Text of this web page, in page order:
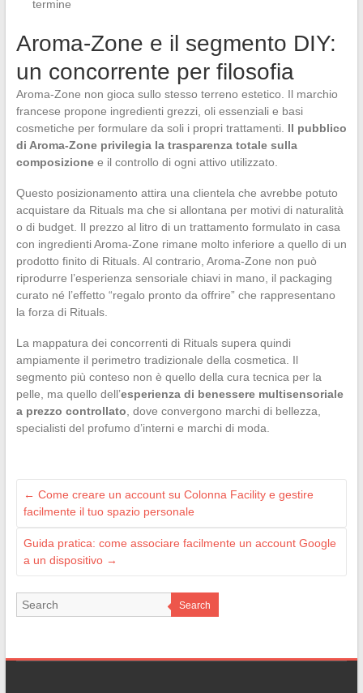
termine
Aroma-Zone e il segmento DIY:
un concorrente per filosofia
Aroma-Zone non gioca sullo stesso terreno estetico. Il marchio
francese propone ingredienti grezzi, oli essenziali e basi
cosmetiche per formulare da soli i propri trattamenti. Il pubblico
di Aroma-Zone privilegia la trasparenza totale sulla
composizionee il controllo di ogni attivo utilizzato.
Questo posizionamento attira una clientela che avrebbe potuto
acquistare da Rituals ma che si allontana per motivi di naturalità
o di budget. Il prezzo al litro di un trattamento formulato in casa
con ingredienti Aroma-Zone rimane molto inferiore a quello di un
prodotto finito di Rituals. Al contrario, Aroma-Zone non può
riprodurre l’esperienza sensoriale chiavi in mano, il packaging
curato né l’effetto “regalo pronto da offrire” che rappresentano
la forza di Rituals.
La mappatura dei concorrenti di Rituals supera quindi
ampiamente il perimetro tradizionale della cosmetica. Il
segmento più conteso non è quello della cura tecnica per la
pelle, ma quello dell’esperienza di benessere multisensoriale
a prezzo controllato , dove convergono marchi di bellezza,
specialisti del profumo d’interni e marchi di moda.
← Come creare un account su Colonna Facility e gestire
facilmente il tuo spazio personale
Guida pratica: come associare facilmente un account Google
a un dispositivo →
Search